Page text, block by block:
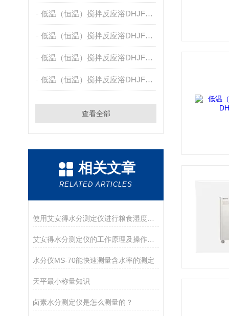
低温（恒温）搅拌反应浴DHJF-4005
低温（恒温）搅拌反应浴DHJF-4020
低温（恒温）搅拌反应浴DHJF-4002
低温（恒温）搅拌反应浴DHJF-8002
查看全部
相关文章
RELATED ARTICLES
艾安得水分测定仪的工作原理及操作指南
水分仪MS-70能快速测量含水率的测定
天平最小称量知识
卤素水分测定仪是怎么测量的？